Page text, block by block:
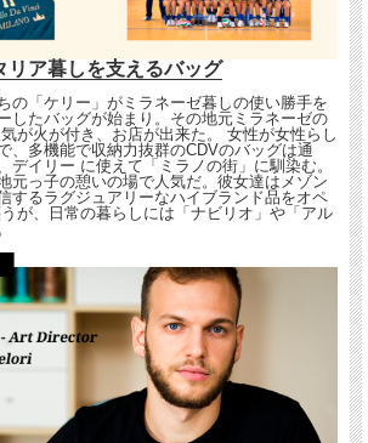
リア暮しを支えるバッグ
の「ケリー」がミラネーゼ暮しの使い勝手を
したバッグが始まり。その地元ミラネーゼの
が火が付き、お店が出来た。 女性が女性らし
、多機能で収納力抜群のCDVのバッグは通
デイリー に使えて「ミラノの街」に馴染む。
元っ子の憩いの場で人気だ。彼女達はメゾン
するラグジュアリーなハイブランド品をオペ
が、日常の暮らしには「ナビリオ」や「アル